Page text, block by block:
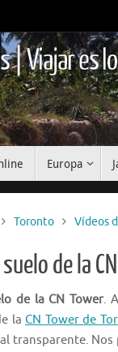
| Viajar es
Europa
Toronto Vídeos
de la
de la CN Tower.
la CN Tower de
transparente.